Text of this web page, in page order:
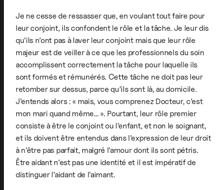
Je ne cesse de ressasser que, en voulant tout faire pour
leur conjoint, ils confondent le rôle et la tâche. Je leur dis
qu’ils n’ont pas à laver leur conjoint mais que leur rôle
majeur est de veiller à ce que les professionnels du soin
accomplissent correctement la tâche pour laquelle ils
sont formés et rémunérés. Cette tâche ne doit pas leur
retomber sur dessus, parce qu’ils sont là, au domicile.
J’entends alors : « mais, vous comprenez Docteur, c’est
mon mari quand même… ». Pourtant, leur rôle premier
consiste à être le conjoint ou l’enfant, et non le soignant,
et ils doivent être entendus dans l’expression de leur droit
à n’être pas parfait, malgré l’amour dont ils sont pétris.
Être aidant n’est pas une identité et il est impératif de
distinguer l’aidant de l’aimant.